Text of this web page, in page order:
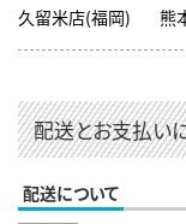
久留米店(福岡)
熊
配送とお支払い
配送について